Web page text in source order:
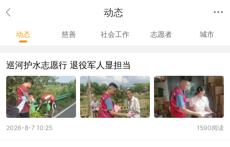
动态
动态 慈善 社会工作 志愿者 城市
巡河护水志愿行 退役军人显担当
1590阅读
2026-8-7 10:25